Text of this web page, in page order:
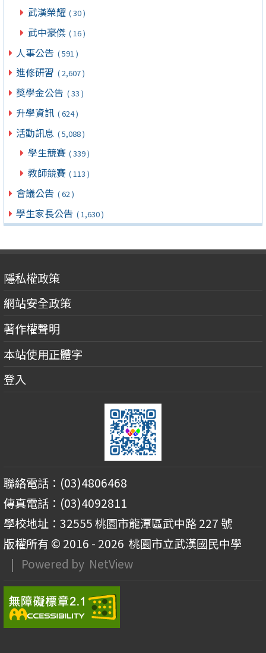
武漢榮耀 ( 30 )
武中豪傑 ( 16 )
人事公告 ( 591 )
進修研習 ( 2,607 )
獎學金公告 ( 33 )
升學資訊 ( 624 )
活動訊息 ( 5,088 )
學生競賽 ( 339 )
教師競賽 ( 113 )
會議公告 ( 62 )
學生家長公告 ( 1,630 )
隱私權政策
網站安全政策
著作權聲明
本站使用正體字
登入
聯絡電話：(03)4806468
傳真電話：(03)4092811
學校地址：32555 桃園市龍潭區武中路 227 號
版權所有 © 2016 - 2026 桃園市立武漢國民中學
| Powered by NetView